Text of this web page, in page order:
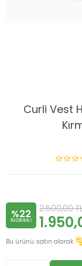
Curli Vest
%22
INDIRIMLI
2.500,00
Bu ürünü satın alarak